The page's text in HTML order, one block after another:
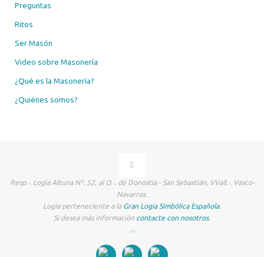
Preguntas
Ritos
Ser Masón
Video sobre Masonería
¿Qué es la Masonería?
¿Quiénes somos?
Resp.·. Logia Altuna Nº. 52, al O.·. de Donostia - San Sebastián, VVall.·. Vasco-
Navarros.
Logia perteneciente a la Gran Logia Simbólica Española.
Si desea más información contacte con nosotros.
.·.